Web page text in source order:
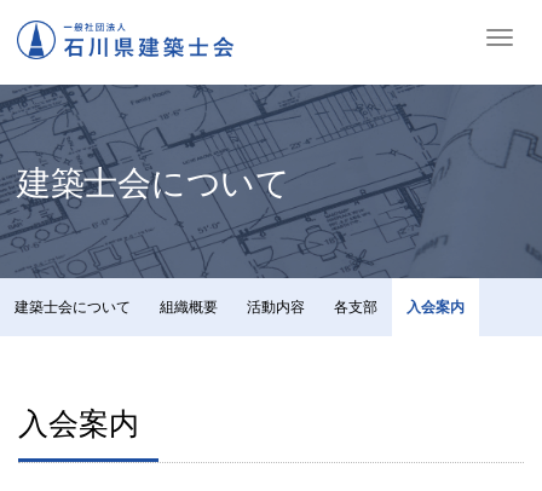
ナ
ゲ
シ
ョ
建築士会について
建築士会について 組織概要 活動内容 各支部 入会案内
入会案内